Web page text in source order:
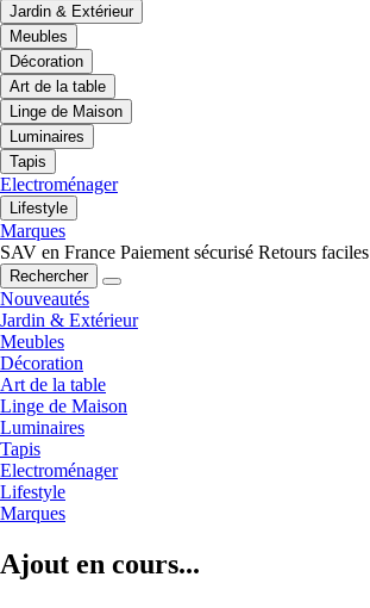
Jardin & Extérieur
Meubles
Décoration
Art de la table
Linge de Maison
Luminaires
Tapis
Electroménager
Lifestyle
Marques
SAV en France Paiement sécurisé Retours faciles
Rechercher
Nouveautés
Jardin & Extérieur
Meubles
Décoration
Art de la table
Linge de Maison
Luminaires
Tapis
Electroménager
Lifestyle
Marques
Ajout en cours...